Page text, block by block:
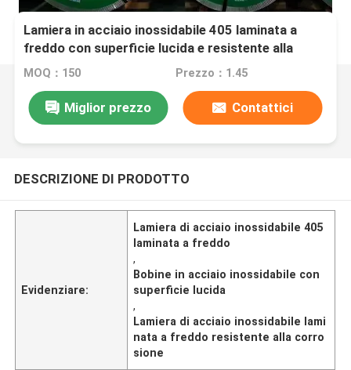
Lamiera in acciaio inossidabile 405 laminata a
freddo con superficie lucida e resistente alla
corrosione per applicazioni industriali
MOQ：150 Prezzo：1.45
Miglior prezzo Contattici
DESCRIZIONE DI PRODOTTO
Evidenziare:
Lamiera di acciaio inossidabile 405
laminata a freddo
,
Bobine in acciaio inossidabile con
superficie lucida
,
Lamiera di acciaio inossidabile lami
nata a freddo resistente alla corro
sione